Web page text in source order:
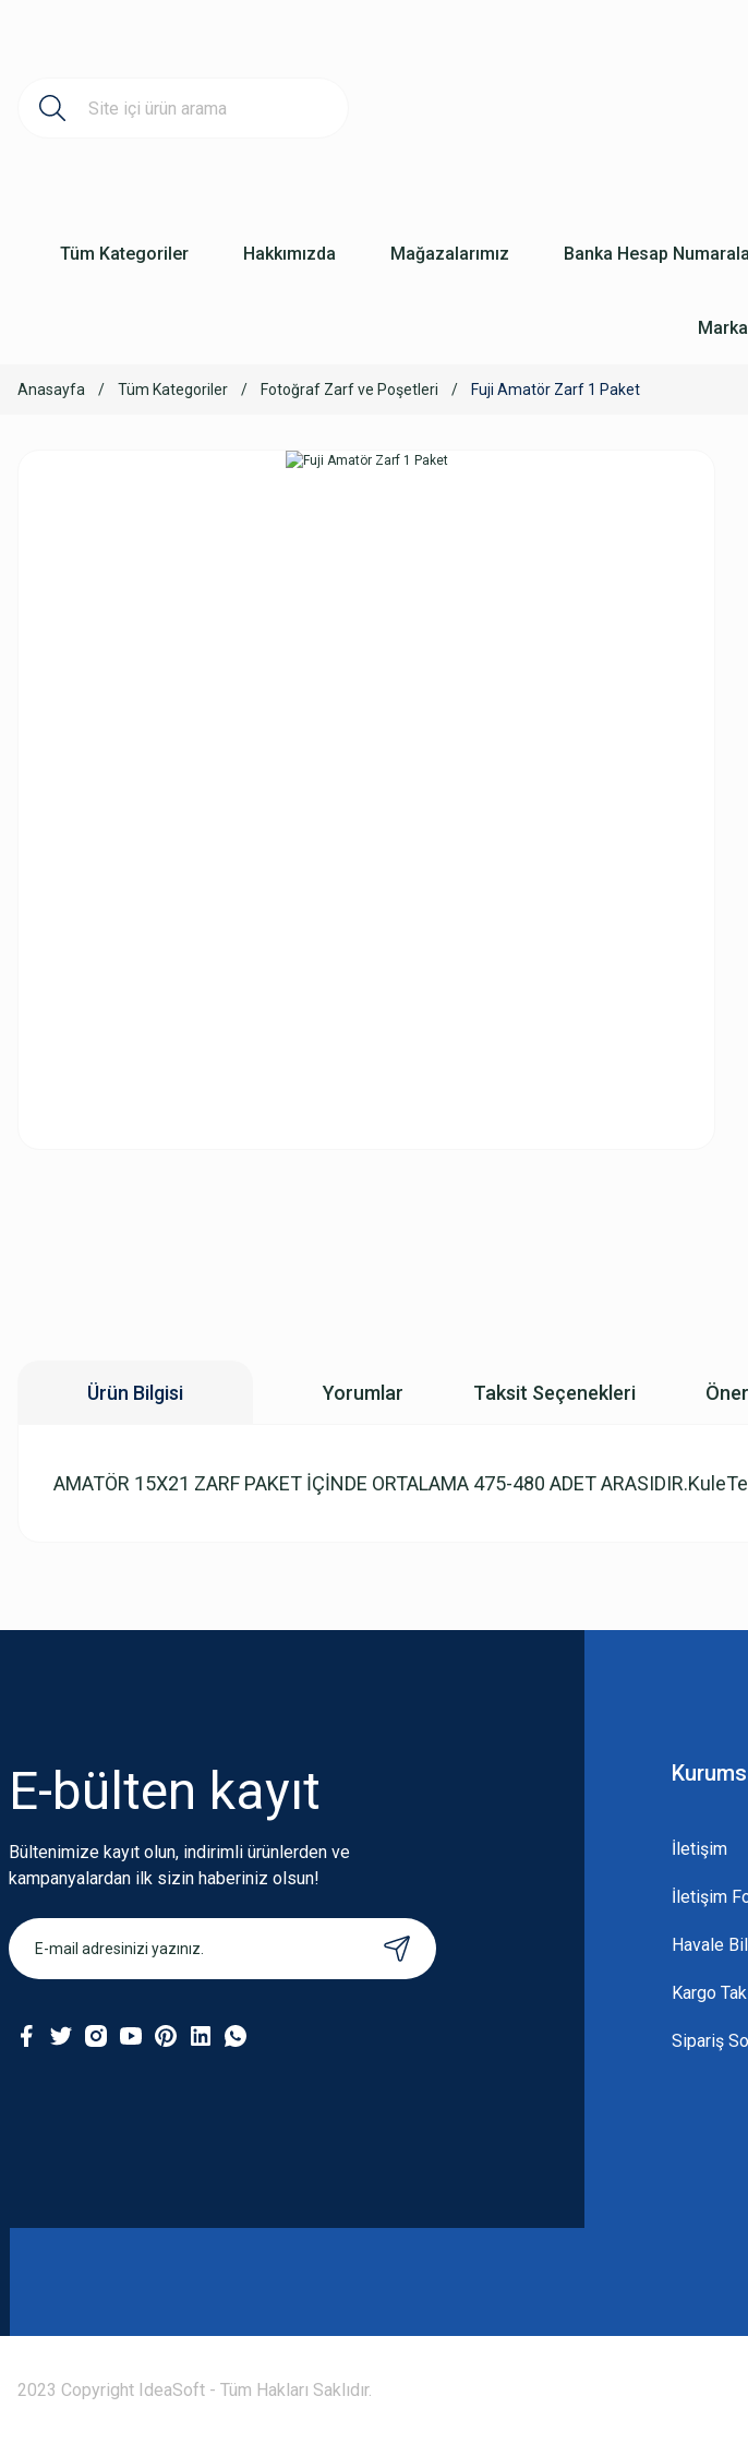
Tüm Kategoriler Hakkımızda Mağazalarımız Banka Hesap
Anasayfa Tüm Kategoriler Fotoğraf Zarf ve Poşetleri Fuji Amatör Zarf 1 Paket
Ürün Bilgisi Yorumlar Taksit Seçenekleri
AMATÖR 15X21 ZARF PAKET İÇİNDE ORTALAMA 475-480 ADET
Bu ürüne ilk
Bu ürüne benzer farklı alternatifler olmalı.
E-bülten kayıt
Bültenimize kayıt olun, indirimli ürünlerden ve
kampanyalardan ilk sizin haberiniz olsun!
İletişim
İletişim
Havale
Kargo
Sipariş
2023 Copyright IdeaSoft - Tüm Hakları Saklıdır.